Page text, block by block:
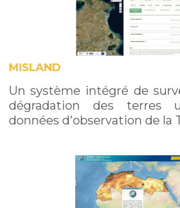
MISLAND
Un système intégré de
dégradation des terres
données d'observation de la